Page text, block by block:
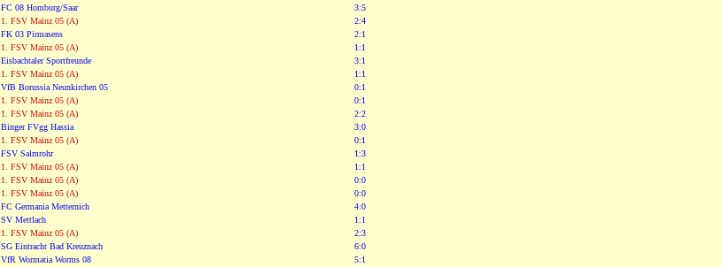
FC 08 Homburg/Saar
3:5
1. FSV Mainz 05 (A)
2:4
FK 03 Pirmasens
2:1
1. FSV Mainz 05 (A)
1:1
Eisbachtaler Sportfreunde
3:1
1. FSV Mainz 05 (A)
1:1
VfB Borussia Neunkirchen 05
0:1
1. FSV Mainz 05 (A)
0:1
1. FSV Mainz 05 (A)
2:2
Binger FVgg Hassia
3:0
1. FSV Mainz 05 (A)
0:1
FSV Salmrohr
1:3
1. FSV Mainz 05 (A)
1:1
1. FSV Mainz 05 (A)
0:0
1. FSV Mainz 05 (A)
0:0
FC Germania Metternich
4:0
SV Mettlach
1:1
1. FSV Mainz 05 (A)
2:3
SG Eintracht Bad Kreuznach
6:0
VfR Wormatia Worms 08
5:1